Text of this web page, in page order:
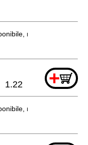
non ordinabile
+
1.22
non ordinabile